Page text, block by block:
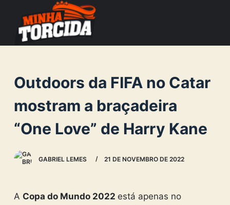
o
o
n
e
Outdoors da FIFA no Catar
mostram a braçadeira
“One Love” de Harry Kane
GABRIEL LEMES 21 DE NOVEMBRO DE 2022
A Copa do Mundo 2022 está apenas no